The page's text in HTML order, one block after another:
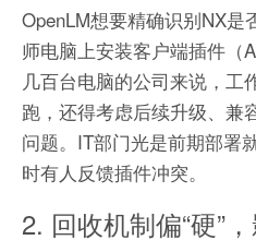
OpenLM想要精确识别NX是
师电脑上安装客户端插件（
几百台电脑的公司来说，工
跑，还得考虑后续升级、兼
问题。IT部门光是前期部署
时有人反馈插件冲突。
2. 回收机制偏“硬”